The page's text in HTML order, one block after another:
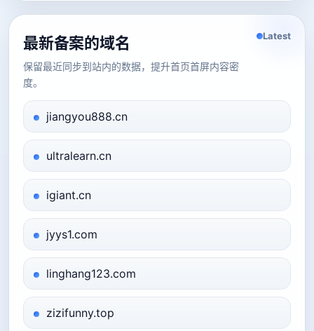
最新备案的域名
保留最近同步到站内的数据，提升首页首屏内容密
度。
Latest
jiangyou888.cn
ultralearn.cn
igiant.cn
jyys1.com
linghang123.com
zizifunny.top